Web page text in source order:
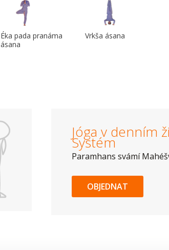
Éka pada pranáma
ásana
Vrkša ásana
Jóga v denním
Systém
Paramhans svámí
OBJEDNAT